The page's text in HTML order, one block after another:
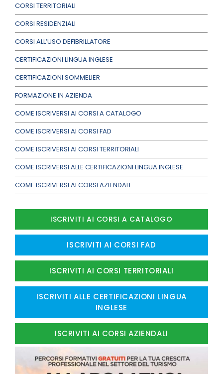
CORSI TERRITORIALI
CORSI RESIDENZIALI
CORSI ALL’USO DEFIBRILLATORE
CERTIFICAZIONI LINGUA INGLESE
CERTIFICAZIONI SOMMELIER
FORMAZIONE IN AZIENDA
COME ISCRIVERSI AI CORSI A CATALOGO
COME ISCRIVERSI AI CORSI FAD
COME ISCRIVERSI AI CORSI TERRITORIALI
COME ISCRIVERSI ALLE CERTIFICAZIONI LINGUA INGLESE
COME ISCRIVERSI AI CORSI AZIENDALI
ISCRIVITI AI CORSI A CATALOGO
ISCRIVITI AI CORSI FAD
ISCRIVITI AI CORSI TERRITORIALI
ISCRIVITI ALLE CERTIFICAZIONI LINGUA
INGLESE
ISCRIVITI AI CORSI AZIENDALI